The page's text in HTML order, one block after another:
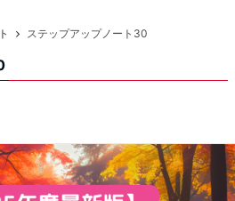
ステップアップノート30